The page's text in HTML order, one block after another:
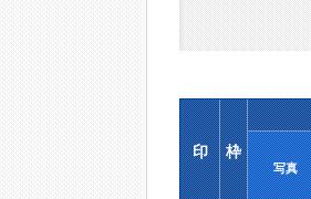
印 枠
写真